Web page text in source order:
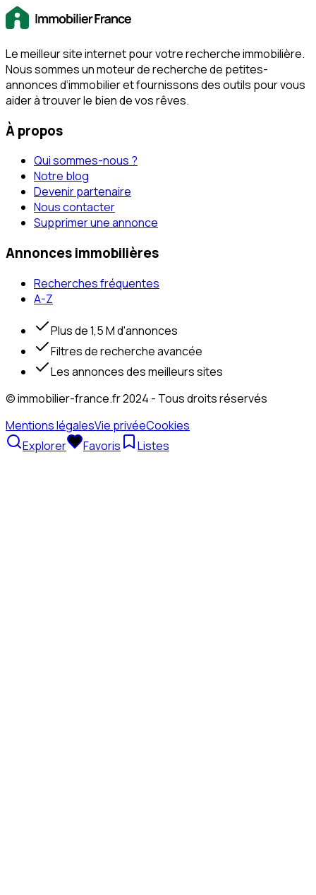
Le meilleur site internet pour votre recherche immobilière.
Nous sommes un moteur de recherche de petites-
annonces d‘immobilier et fournissons des outils pour vous
aider à trouver le bien de vos rêves.
À propos
Qui sommes-nous ?
Notre blog
Devenir partenaire
Nous contacter
Supprimer une annonce
Annonces immobilières
Recherches fréquentes
A-Z
Plus de 1,5 M d'annonces
Filtres de recherche avancée
Les annonces des meilleurs sites
© immobilier-france.fr 2024 - Tous droits réservés
Mentions légalesVie privéeCookies
Explorer
Favoris Listes